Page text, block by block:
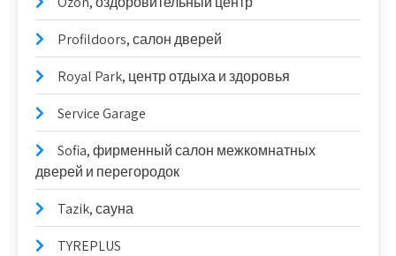
Profildoors, салон дверей
Royal Park, центр отдыха и здоровья
Service Garage
Sofia, фирменный салон межкомнатных
дверей и перегородок
Tazik, сауна
TYREPLUS